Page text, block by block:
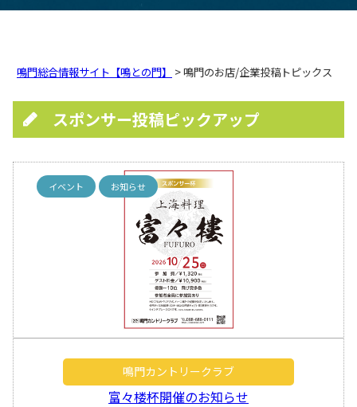
鳴門総合情報サイト【鳴との門】 > 鳴門のお店/企業投稿トピックス
スポンサー投稿ピックアップ
イベント お知らせ
鳴門カントリークラブ
富々楼杯開催のお知らせ